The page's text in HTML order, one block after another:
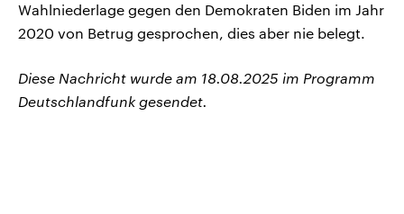
Wahlniederlage gegen den Demokraten Biden im Jahr
2020 von Betrug gesprochen, dies aber nie belegt.
Diese Nachricht wurde am 18.08.2025 im Programm
Deutschlandfunk gesendet.